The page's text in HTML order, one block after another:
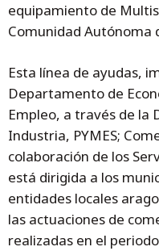
equipamiento de
Comunidad Autónoma
Esta línea de ayudas,
Departamento de
Empleo, a través de la
Industria, PYMES;
colaboración de los
está dirigida a los
entidades locales
las actuaciones de
realizadas en el